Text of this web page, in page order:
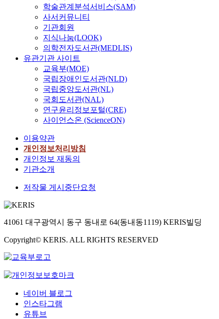
학술관계분석서비스(SAM)
사서커뮤니티
기관회원
지식나눔(LOOK)
의학전자도서관(MEDLIS)
유관기관 사이트
교육부(MOE)
국립장애인도서관(NLD)
국립중앙도서관(NL)
국회도서관(NAL)
연구윤리정보포털(CRE)
사이언스온 (ScienceON)
이용약관
개인정보처리방침
개인정보 재동의
기관소개
저작물 게시중단요청
41061 대구광역시 동구 동내로 64(동내동1119) KERIS빌딩
Copyright© KERIS. ALL RIGHTS RESERVED
네이버 블로그
인스타그램
유튜브